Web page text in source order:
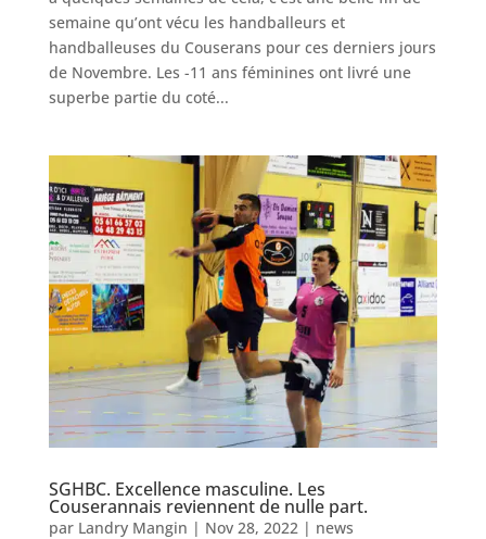
semaine qu’ont vécu les handballeurs et
handballeuses du Couserans pour ces derniers jours
de Novembre. Les -11 ans féminines ont livré une
superbe partie du coté...
SGHBC. Excellence masculine. Les
Couserannais reviennent de nulle part.
par Landry Mangin | Nov 28, 2022 | news